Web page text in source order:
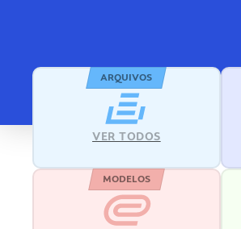
ARQUIVOS
VER TODOS
MODELOS